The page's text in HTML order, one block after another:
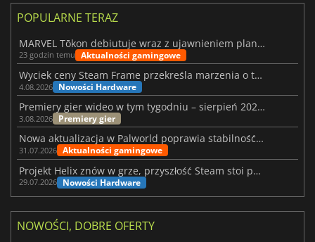
POPULARNE TERAZ
MARVEL Tōkon debiutuje wraz z ujawnieniem planu rozwoju na pierwszy rok
23 godzin temu Aktualności gamingowe
Wyciek ceny Steam Frame przekreśla marzenia o tanim zestawie VR
4.08.2026 Nowości Hardware
Premiery gier wideo w tym tygodniu – sierpień 2026 r. (32. tydzień)
3.08.2026 Premiery gier
Nowa aktualizacja w Palworld poprawia stabilność Sunreach i walk z bossami
31.07.2026 Aktualności gamingowe
Projekt Helix znów w grze, przyszłość Steam stoi pod znakiem zapytania
29.07.2026 Nowości Hardware
NOWOŚCI, DOBRE OFERTY